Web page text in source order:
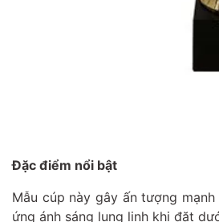
Đặc điểm nổi bật
Mẫu cúp này gây ấn tượng
ứng ánh sáng lung linh khi đặt